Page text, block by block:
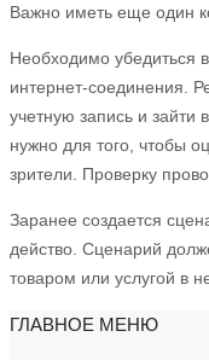
Важно иметь еще один
Необходимо убедиться
интернет-соединения.
учетную запись и
нужно для того, чтобы
зрители. Проверку
Заранее создается
действо. Сценарий
товаром или услугой в
ГЛАВНОЕ МЕНЮ